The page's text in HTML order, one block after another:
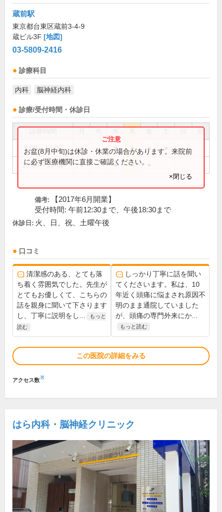
蔵前駅
東京都台東区蔵前3-4-9
蔵ビル3F [地図]
03-5809-2416
診療科目
内科 脳神経内科
診療/受付時間・休診日
祝
9:00～13:00 ● ● ● ●
15:00～19:00 ● ● ●
お盆(8月中旬)は休診・休業の場合があります。来院前
に必ず医療機関に直接ご確認ください。
×閉じる
備考:
【2017年6月開業】
受付時間: 午前12:30まで、午後18:30まで
休診日: 火、日、祝、土曜午後
口コミ
清潔感のある、とても落
ち着く雰囲気でした。先生が
とてもお優しくて、こちらの
話を親身に聞いて下さります
し、丁寧に説明をし...
もっと
読む
しっかり丁寧に話を聞い
てくださいます。私は、10
年近く頭痛に悩まされ原因不
明のまま通院していました
が、頭痛の専門外来にか...
もっと読む
この医院の詳細をみる
アクセス数※
はら内科・脳神経クリニック